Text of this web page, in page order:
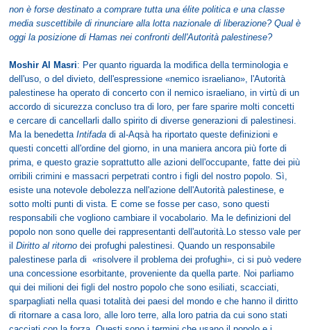
non è forse destinato a comprare tutta una élite politica e una classe
media suscettibile di rinunciare alla lotta nazionale di liberazione? Qual è
oggi la posizione di Hamas nei confronti dell'Autorità palestinese?
Moshir Al Masri: Per quanto riguarda la modifica della terminologia e
dell'uso, o del divieto, dell'espressione «nemico israeliano», l'Autorità
palestinese ha operato di concerto con il nemico israeliano, in virtù di un
accordo di sicurezza concluso tra di loro, per fare sparire molti concetti
e cercare di cancellarli dallo spirito di diverse generazioni di palestinesi.
Ma la benedettaIntifadadi al-Aqsà ha riportato queste definizioni e
questi concetti all'ordine del giorno, in una maniera ancora più forte di
prima, e questo grazie soprattutto alle azioni dell'occupante, fatte dei più
orribili crimini e massacri perpetrati contro i figli del nostro popolo. Sì,
esiste una notevole debolezza nell'azione dell'Autorità palestinese, e
sotto molti punti di vista. E come se fosse per caso, sono questi
responsabili che vogliono cambiare il vocabolario. Ma le definizioni del
popolo non sono quelle dei rappresentanti dell'autorità.Lo stesso vale per
ilDiritto al ritorno dei profughi palestinesi. Quando un responsabile
palestinese parla di «risolvere il problema dei profughi», ci si può vedere
una concessione esorbitante, proveniente da quella parte. Noi parliamo
qui dei milioni dei figli del nostro popolo che sono esiliati, scacciati,
sparpagliati nella quasi totalità dei paesi del mondo e che hanno il diritto
di ritornare a casa loro, alle loro terre, alla loro patria da cui sono stati